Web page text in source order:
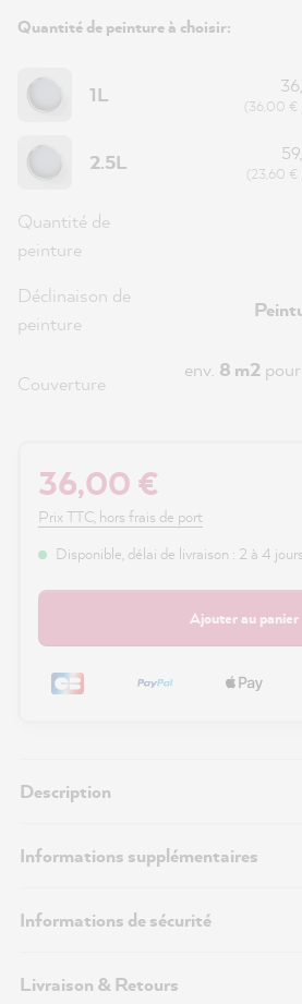
Quantité de peinture à choisir:
1L (36,00 €
2.5L (23,60 €
Quantité de
peinture
Déclinaison de
peinture
Couverture
env. 8 m2
36,00 €
Prix TTC, hors frais de port
Disponible, délai de livraison : 2 à 4
Ajouter au panier
Description
Informations supplémentaires
Informations de sécurité
Livraison & Retours